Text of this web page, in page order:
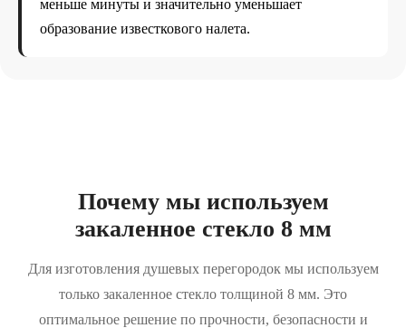
меньше минуты и значительно уменьшает
образование известкового налета.
Почему мы используем
закаленное стекло 8 мм
Для изготовления душевых перегородок мы используем
только закаленное стекло толщиной 8 мм. Это
оптимальное решение по прочности, безопасности и